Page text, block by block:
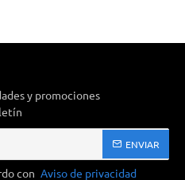
y promociones
ENVIAR
con Aviso de privacidad